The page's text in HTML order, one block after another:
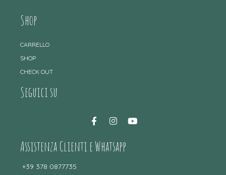
Shop
CARRELLO
SHOP
CHECK OUT
Seguici su
Assistenza Clienti e Whatsapp
+39 378 0877735